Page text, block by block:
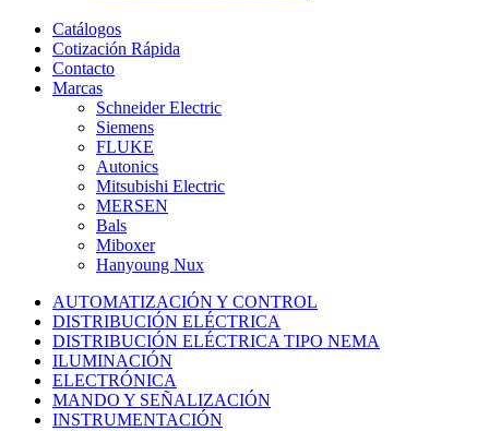
Catálogos
Cotización Rápida
Contacto
Marcas
Schneider Electric
Siemens
FLUKE
Autonics
Mitsubishi Electric
MERSEN
Bals
Miboxer
Hanyoung Nux
AUTOMATIZACIÓN Y CONTROL
DISTRIBUCIÓN ELÉCTRICA
DISTRIBUCIÓN ELÉCTRICA TIPO NEMA
ILUMINACIÓN
ELECTRÓNICA
MANDO Y SEÑALIZACIÓN
INSTRUMENTACIÓN